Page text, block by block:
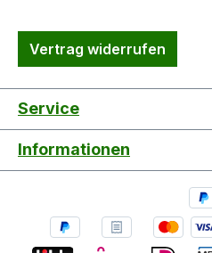
Vertrag widerrufen
Service
Informationen